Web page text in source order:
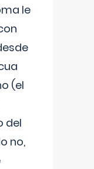
le
(el
del
no,